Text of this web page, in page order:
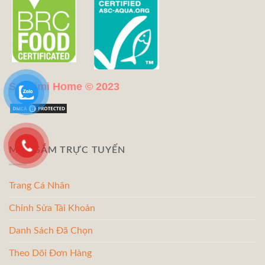
Sashimi Home © 2023
MUA SẮM TRỰC TUYẾN
Trang Cá Nhân
Chỉnh Sửa Tài Khoản
Danh Sách Đã Chọn
Theo Dõi Đơn Hàng